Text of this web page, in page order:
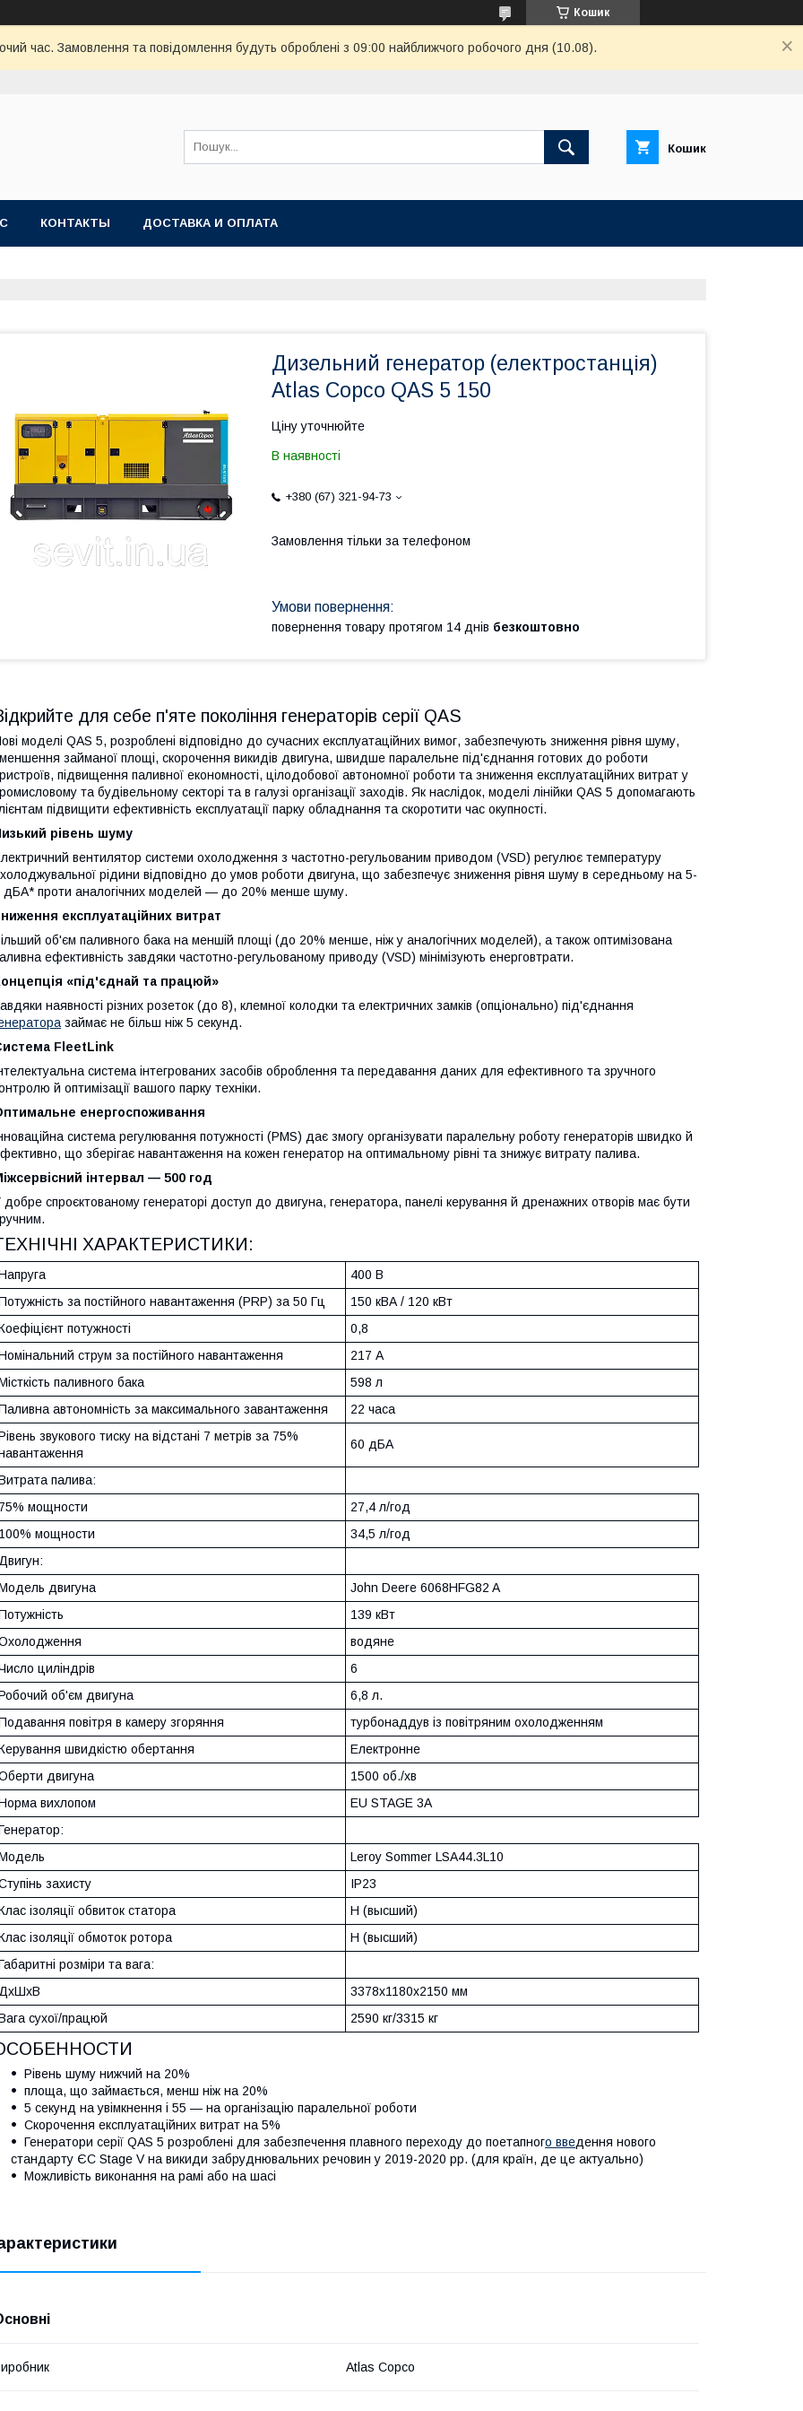
Кошик
час. Замовлення та повідомлення будуть оброблені з 09:00 найближчого робочого дня (10.08).
Кошик
КОНТАКТЫ ДОСТАВКА И ОПЛАТА
Дизельний генератор (електростанція)
Atlas Copco QAS 5 150
Ціну уточнюйте
В наявності
+380 (67) 321-94-73
Замовлення тільки за телефоном
повернення товару протягом 14 днів безкоштовно
для себе п'яте покоління генераторів серії QAS
моделі QAS 5, розроблені відповідно до сучасних експлуатаційних вимог, забезпечують зниження рівня шуму,
займаної площі, скорочення викидів двигуна, швидше паралельне під'єднання готових до роботи
підвищення паливної економності, цілодобової автономної роботи та зниження експлуатаційних витрат у
та будівельному секторі та в галузі організації заходів. Як наслідок, моделі лінійки QAS 5 допомагають
підвищити ефективність експлуатації парку обладнання та скоротити час окупності.
рівень шуму
вентилятор системи охолодження з частотно-регульованим приводом (VSD) регулює температуру
рідини відповідно до умов роботи двигуна, що забезпечує зниження рівня шуму в середньому на 5-
дБА* проти аналогічних моделей — до 20% менше шуму.
експлуатаційних витрат
об'єм паливного бака на меншій площі (до 20% менше, ніж у аналогічних моделей), а також оптимізована
ефективність завдяки частотно-регульованому приводу (VSD) мінімізують енерговтрати.
«під'єднай та працюй»
наявності різних розеток (до 8), клемної колодки та електричних замків (опціонально) під'єднання
займає не більш ніж 5 секунд.
FleetLink
система інтегрованих засобів оброблення та передавання даних для ефективного та зручного
й оптимізації вашого парку техніки.
енергоспоживання
система регулювання потужності (PMS) дає змогу організувати паралельну роботу генераторів швидко й
що зберігає навантаження на кожен генератор на оптимальному рівні та знижує витрату палива.
інтервал — 500 год
добре спроєктованому генераторі доступ до двигуна, генератора, панелі керування й дренажних отворів має бути
ХАРАКТЕРИСТИКИ:
400 В
за постійного навантаження (PRP) за 50 Гц
150 кВА / 120 кВт
потужності
0,8
струм за постійного навантаження
217 А
паливного бака
598 л
автономність за максимального завантаження
22 часа
звукового тиску на відстані 7 метрів за 75%
60 дБА
палива:
мощности
27,4 л/год
мощности
34,5 л/год
двигуна
John Deere 6068HFG82 A
139 кВт
водяне
циліндрів
6
об'єм двигуна
6,8 л.
повітря в камеру згоряння
турбонаддув із повітряним охолодженням
швидкістю обертання
Електронне
двигуна
1500 об./хв
вихлопом
EU STAGE 3A
Leroy Sommer LSA44.3L10
захисту
IP23
ізоляції обвиток статора
Н (высший)
ізоляції обмоток ротора
Н (высший)
розміри та вага:
3378х1180х2150 мм
сухої/працюй
2590 кг/3315 кг
Рівень шуму нижчий на 20%
площа, що займається, менш ніж на 20%
5 секунд на увімкнення і 55 — на організацію паралельної роботи
Скорочення експлуатаційних витрат на 5%
Генератори серії QAS 5 розроблені для забезпечення плавного переходу до поетапного введення нового
стандарту ЄС Stage V на викиди забруднювальних речовин у 2019-2020 рр. (для країн, де це актуально)
Можливість виконання на рамі або на шасі
Atlas Copco